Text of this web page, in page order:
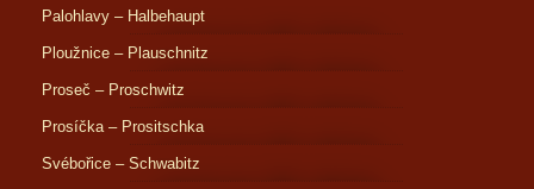
Palohlavy – Halbehaupt
Ploužnice – Plauschnitz
Proseč – Proschwitz
Prosíčka – Prositschka
Svébořice – Schwabitz